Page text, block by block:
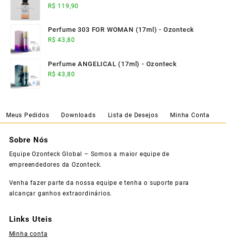
R$ 119,90
Perfume 303 FOR WOMAN (17ml) - Ozonteck
R$ 43,80
Perfume ANGELICAL (17ml) - Ozonteck
R$ 43,80
Meus Pedidos Downloads Lista de Desejos Minha Conta
Sobre Nós
Equipe Ozonteck Global – Somos a maior equipe de
empreendedores da Ozonteck.
Venha fazer parte da nossa equipe e tenha o suporte para
alcançar ganhos extraordinários.
Links Uteis
Minha conta